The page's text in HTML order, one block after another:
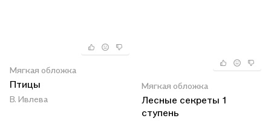
Мягкая обложка
Птицы
В. Ивлева
Мягкая обложка
Лесные секреты 1
ступень